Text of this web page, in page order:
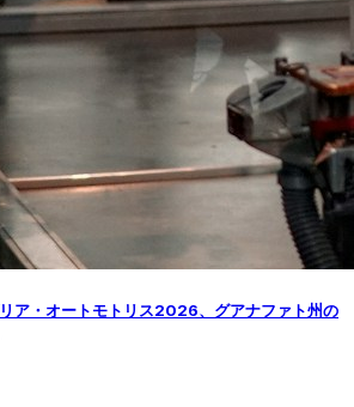
ア・オートモトリス2026、グアナファト州の